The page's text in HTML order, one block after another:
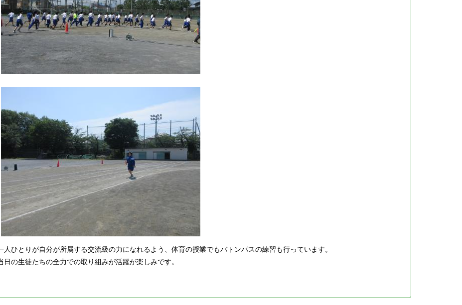
人ひとりが自分が所属する交流級の力になれるよう、体育の授業でもバトンパスの練習も行っています。
日の生徒たちの全力での取り組みが活躍が楽しみです。